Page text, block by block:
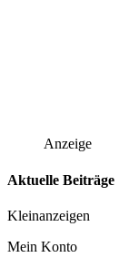
Anzeige
Aktuelle Beiträge
Kleinanzeigen
Mein Konto